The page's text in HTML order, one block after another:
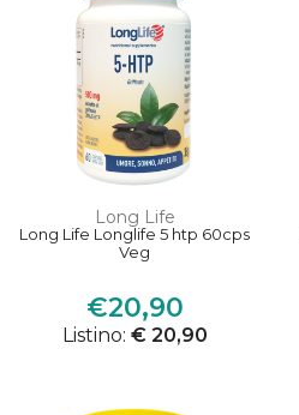
Long Life
Long Life Longlife 5 htp 60cps
Veg
€20,90
Listino: € 20,90